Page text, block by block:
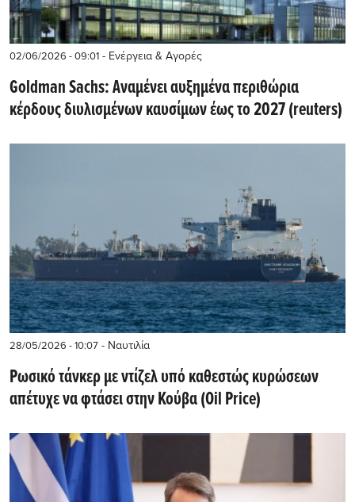
02/06/2026 - 09:01 - Ενέργεια & Αγορές
Goldman Sachs: Αναμένει αυξημένα περιθώρια
κέρδους διυλισμένων καυσίμων έως το 2027 (reuters)
28/05/2026 - 10:07 - Ναυτιλία
Ρωσικό τάνκερ με ντίζελ υπό καθεστώς κυρώσεων
απέτυχε να φτάσει στην Κούβα (Oil Price)